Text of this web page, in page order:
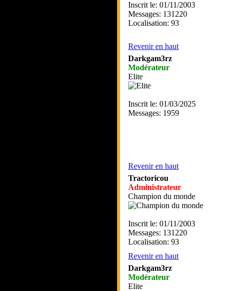
Inscrit le: 01/11/2003
Messages: 131220
Localisation: 93
Revenir en haut
Darkgam3rz
Modérateur
Elite
Inscrit le: 01/03/2025
Messages: 1959
Revenir en haut
Tractoricou
Administrateur
Champion du monde
Inscrit le: 01/11/2003
Messages: 131220
Localisation: 93
Revenir en haut
Darkgam3rz
Modérateur
Elite